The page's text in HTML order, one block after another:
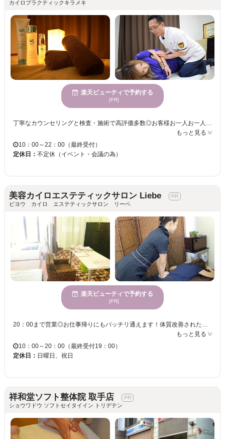
カイロプラクティックキラメキ
楽天ビューティで予約する
[PR]
丁寧なカウンセリングと検査・施術で高評価多数◎お客様お一人お一人の身体のお悩みをしっかりお聴きして検査、施術・生活習慣の見直し合わせて辛かったお身体を改善して、5年後、10年後も健康を維持することはもちろん、リラックスして施術を受けて頂けるような雰囲気のお店です。当院は完全予約制で女性がお一人で来られても安心な施術院にしています。また、お子様連れ、親子、姉妹、友人同士などで来られる方も多数いらっしゃいます☆駐車場も完備していますので、お車でもスムーズなご来店が可能です♪ カイロプラクティックが初めての方でも安心して受けて頂ける様に心掛けた接客を目指しております！ しっかりとした施術で姿勢も改善、健康維持と綺麗な姿勢で見た目も改善◎ 店内もリラックスして頂けるように、白系と茶系で統一した室内にしています！『カイロプラクティックきらめき』でボディバランスを整えて、健康な体作りをしてみませんか・・・？メンズのお客様も大歓迎◎皆さまのご来店を心よりお待ちしています。
もっと見る
10：00～22：00（最終受付）
定休日： 不定休（イベント・会議の為）
美容カイロエステティックサロン Liebe
ビヨウ カイロ エステティックサロン リーベ
楽天ビューティで予約する
[PR]
20：00まで営業◎お仕事帰りにもバッチリ通えます！体質改善されたい方、小顔になりたい方、など身体・お肌の悩みや希望に合わせた豊富なメニューであなたの健康美を完全サポート♪忙しい日常で、つい後回しになってしまう身体・お肌のケアを≪美容カイロエステティックサロン Liebe≫から、はじめませんか？
もっと見る
10：00～20：00（最終受付19：00）
定休日： 日曜日、祝日
祥和堂ソフト整体院 取手店
ショウワドウ ソフトセイタイイン トリデテン